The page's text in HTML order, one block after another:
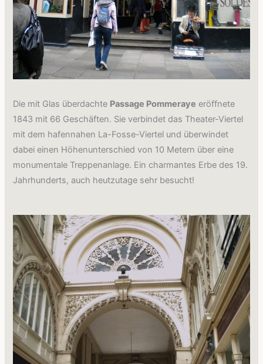
Die mit Glas überdachte Passage Pommeraye eröffnete
1843 mit 66 Geschäften. Sie verbindet das Theater-Viertel
mit dem hafennahen La-Fosse-Viertel und überwindet
dabei einen Höhenunterschied von 10 Metern über eine
monumentale Treppenanlage. Ein charmantes Erbe des 19.
Jahrhunderts, auch heutzutage sehr besucht!